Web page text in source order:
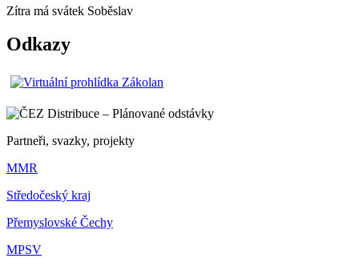
Zítra má svátek Soběslav
Odkazy
Partneři, svazky, projekty
MMR
Středočeský kraj
Přemyslovské Čechy
MPSV